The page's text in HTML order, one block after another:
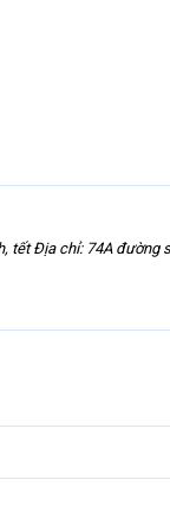
Địa chỉ: 74A đường